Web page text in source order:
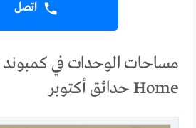
اتصل
Home حدائق أكتوبر